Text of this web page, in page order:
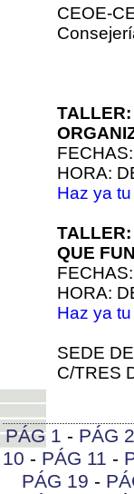
CEOE-
HORA:
Haz ya
QUE
HORA:
Haz ya
SEDE
C/TRES
PÁG 1 - PÁG 2
10 - PÁG 11 -
PÁG 19 -